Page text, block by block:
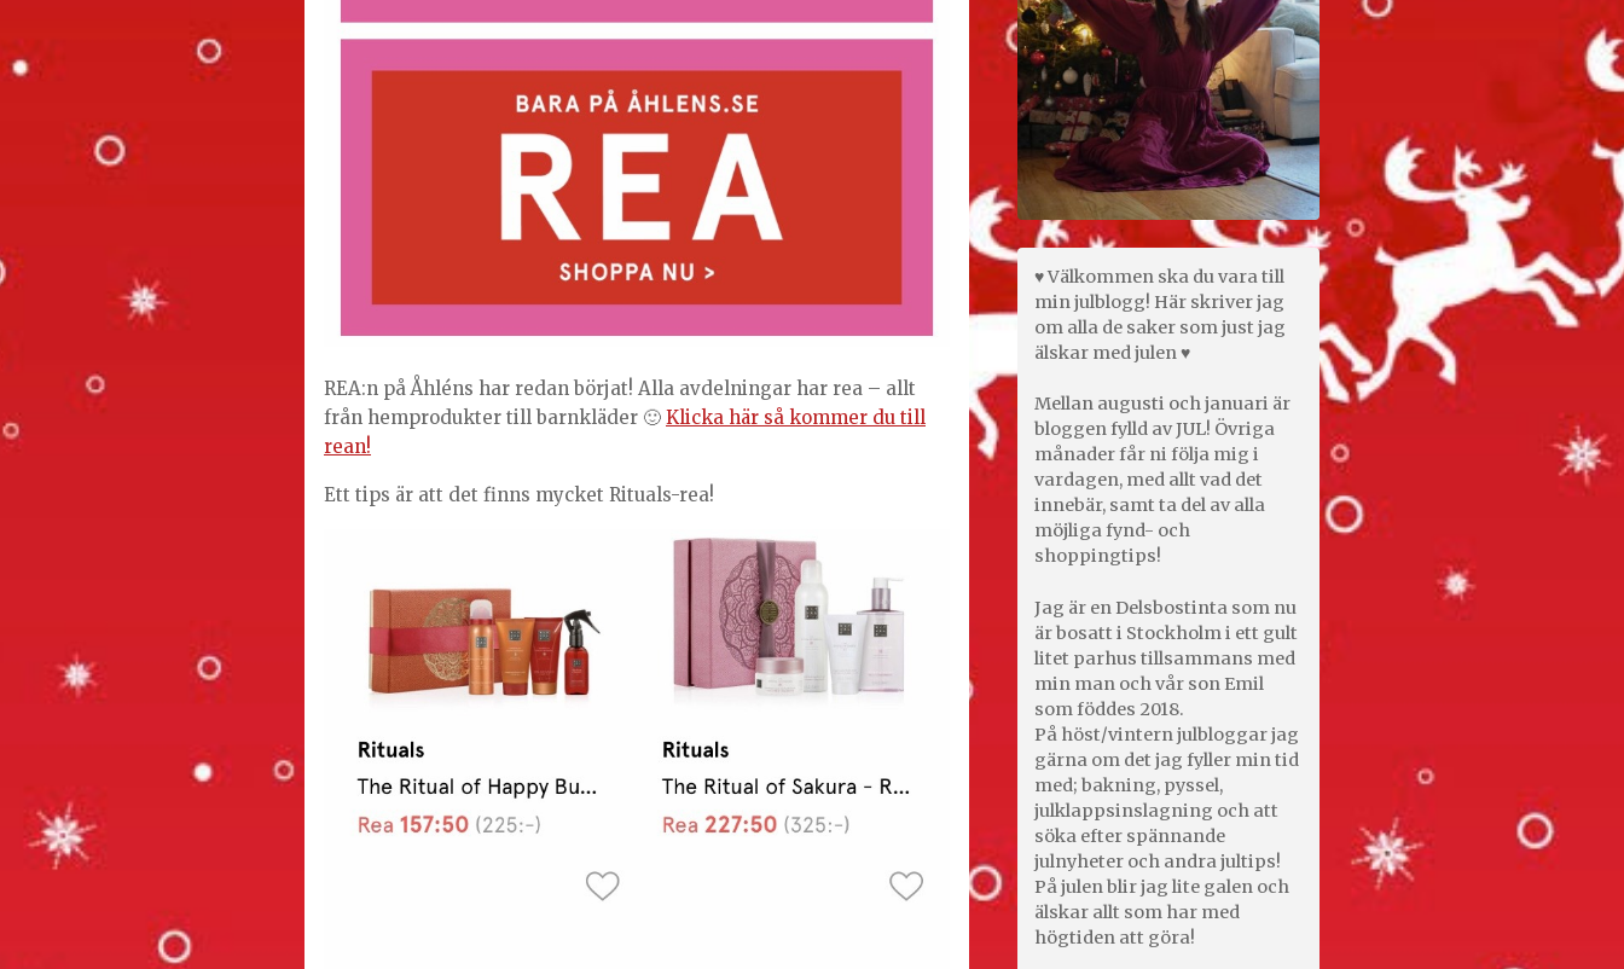
REA:n på Åhléns har redan börjat! Alla avdelningar har rea – allt
från hemprodukter till barnkläder 🙂 Klicka här så kommer du till
rean!
Ett tips är att det finns mycket Rituals-rea!
♥ Välkommen ska du vara till
min julblogg! Här skriver jag
om alla de saker som just jag
älskar med julen ♥
Mellan augusti och januari är
bloggen fylld av JUL! Övriga
månader får ni följa mig i
vardagen, med allt vad det
innebär, samt ta del av alla
möjliga fynd- och
shoppingtips!
Jag är en Delsbostinta som nu
är bosatt i Stockholm i ett gult
litet parhus tillsammans med
min man och vår son Emil
som föddes 2018.
På höst/vintern julbloggar jag
gärna om det jag fyller min tid
med; bakning, pyssel,
julklappsinslagning och att
söka efter spännande
julnyheter och andra jultips!
På julen blir jag lite galen och
älskar allt som har med
högtiden att göra!